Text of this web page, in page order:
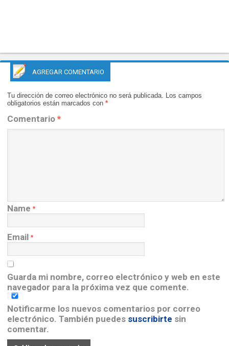
AGREGAR COMENTARIO
Tu dirección de correo electrónico no será publicada.
Los campos
obligatorios están marcados con *
Comentario *
Name *
Email *
Guarda mi nombre, correo electrónico y web en este
navegador para la próxima vez que comente.
Notificarme los nuevos comentarios por correo
electrónico. También puedes suscribirte sin
comentar.